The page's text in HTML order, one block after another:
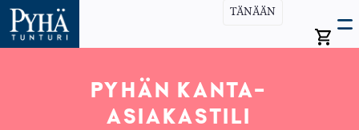
Hyppää
pääsisältöön
TÄNÄÄN
search
bar
PYHÄN KANTA-
ASIAKASTILI